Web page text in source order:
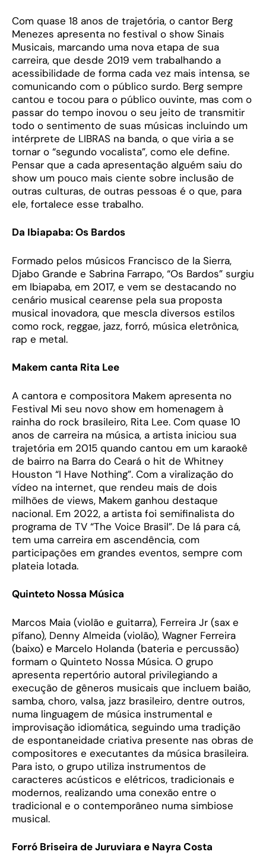
Com quase 18 anos de trajetória, o cantor Berg
Menezes apresenta no festival o show Sinais
Musicais, marcando uma nova etapa de sua
carreira, que desde 2019 vem trabalhando a
acessibilidade de forma cada vez mais intensa, se
comunicando com o público surdo. Berg sempre
cantou e tocou para o público ouvinte, mas com o
passar do tempo inovou o seu jeito de transmitir
todo o sentimento de suas músicas incluindo um
intérprete de LIBRAS na banda, o que viria a se
tornar o “segundo vocalista”, como ele define.
Pensar que a cada apresentação alguém saiu do
show um pouco mais ciente sobre inclusão de
outras culturas, de outras pessoas é o que, para
ele, fortalece esse trabalho.
Da Ibiapaba: Os Bardos
Formado pelos músicos Francisco de la Sierra,
Djabo Grande e Sabrina Farrapo, “Os Bardos” surgiu
em Ibiapaba, em 2017, e vem se destacando no
cenário musical cearense pela sua proposta
musical inovadora, que mescla diversos estilos
como rock, reggae, jazz, forró, música eletrônica,
rap e metal.
Makem canta Rita Lee
A cantora e compositora Makem apresenta no
Festival Mi seu novo show em homenagem à
rainha do rock brasileiro, Rita Lee. Com quase 10
anos de carreira na música, a artista iniciou sua
trajetória em 2015 quando cantou em um karaokê
de bairro na Barra do Ceará o hit de Whitney
Houston “I Have Nothing”. Com a viralização do
vídeo na internet, que rendeu mais de dois
milhões de views, Makem ganhou destaque
nacional. Em 2022, a artista foi semifinalista do
programa de TV “The Voice Brasil”. De lá para cá,
tem uma carreira em ascendência, com
participações em grandes eventos, sempre com
plateia lotada.
Quinteto Nossa Música
Marcos Maia (violão e guitarra), Ferreira Jr (sax e
pífano), Denny Almeida (violão), Wagner Ferreira
(baixo) e Marcelo Holanda (bateria e percussão)
formam o Quinteto Nossa Música. O grupo
apresenta repertório autoral privilegiando a
execução de gêneros musicais que incluem baião,
samba, choro, valsa, jazz brasileiro, dentre outros,
numa linguagem de música instrumental e
improvisação idiomática, seguindo uma tradição
de espontaneidade criativa presente nas obras de
compositores e executantes da música brasileira.
Para isto, o grupo utiliza instrumentos de
caracteres acústicos e elétricos, tradicionais e
modernos, realizando uma conexão entre o
tradicional e o contemporâneo numa simbiose
musical.
Forró Briseira de Juruviara e Nayra Costa